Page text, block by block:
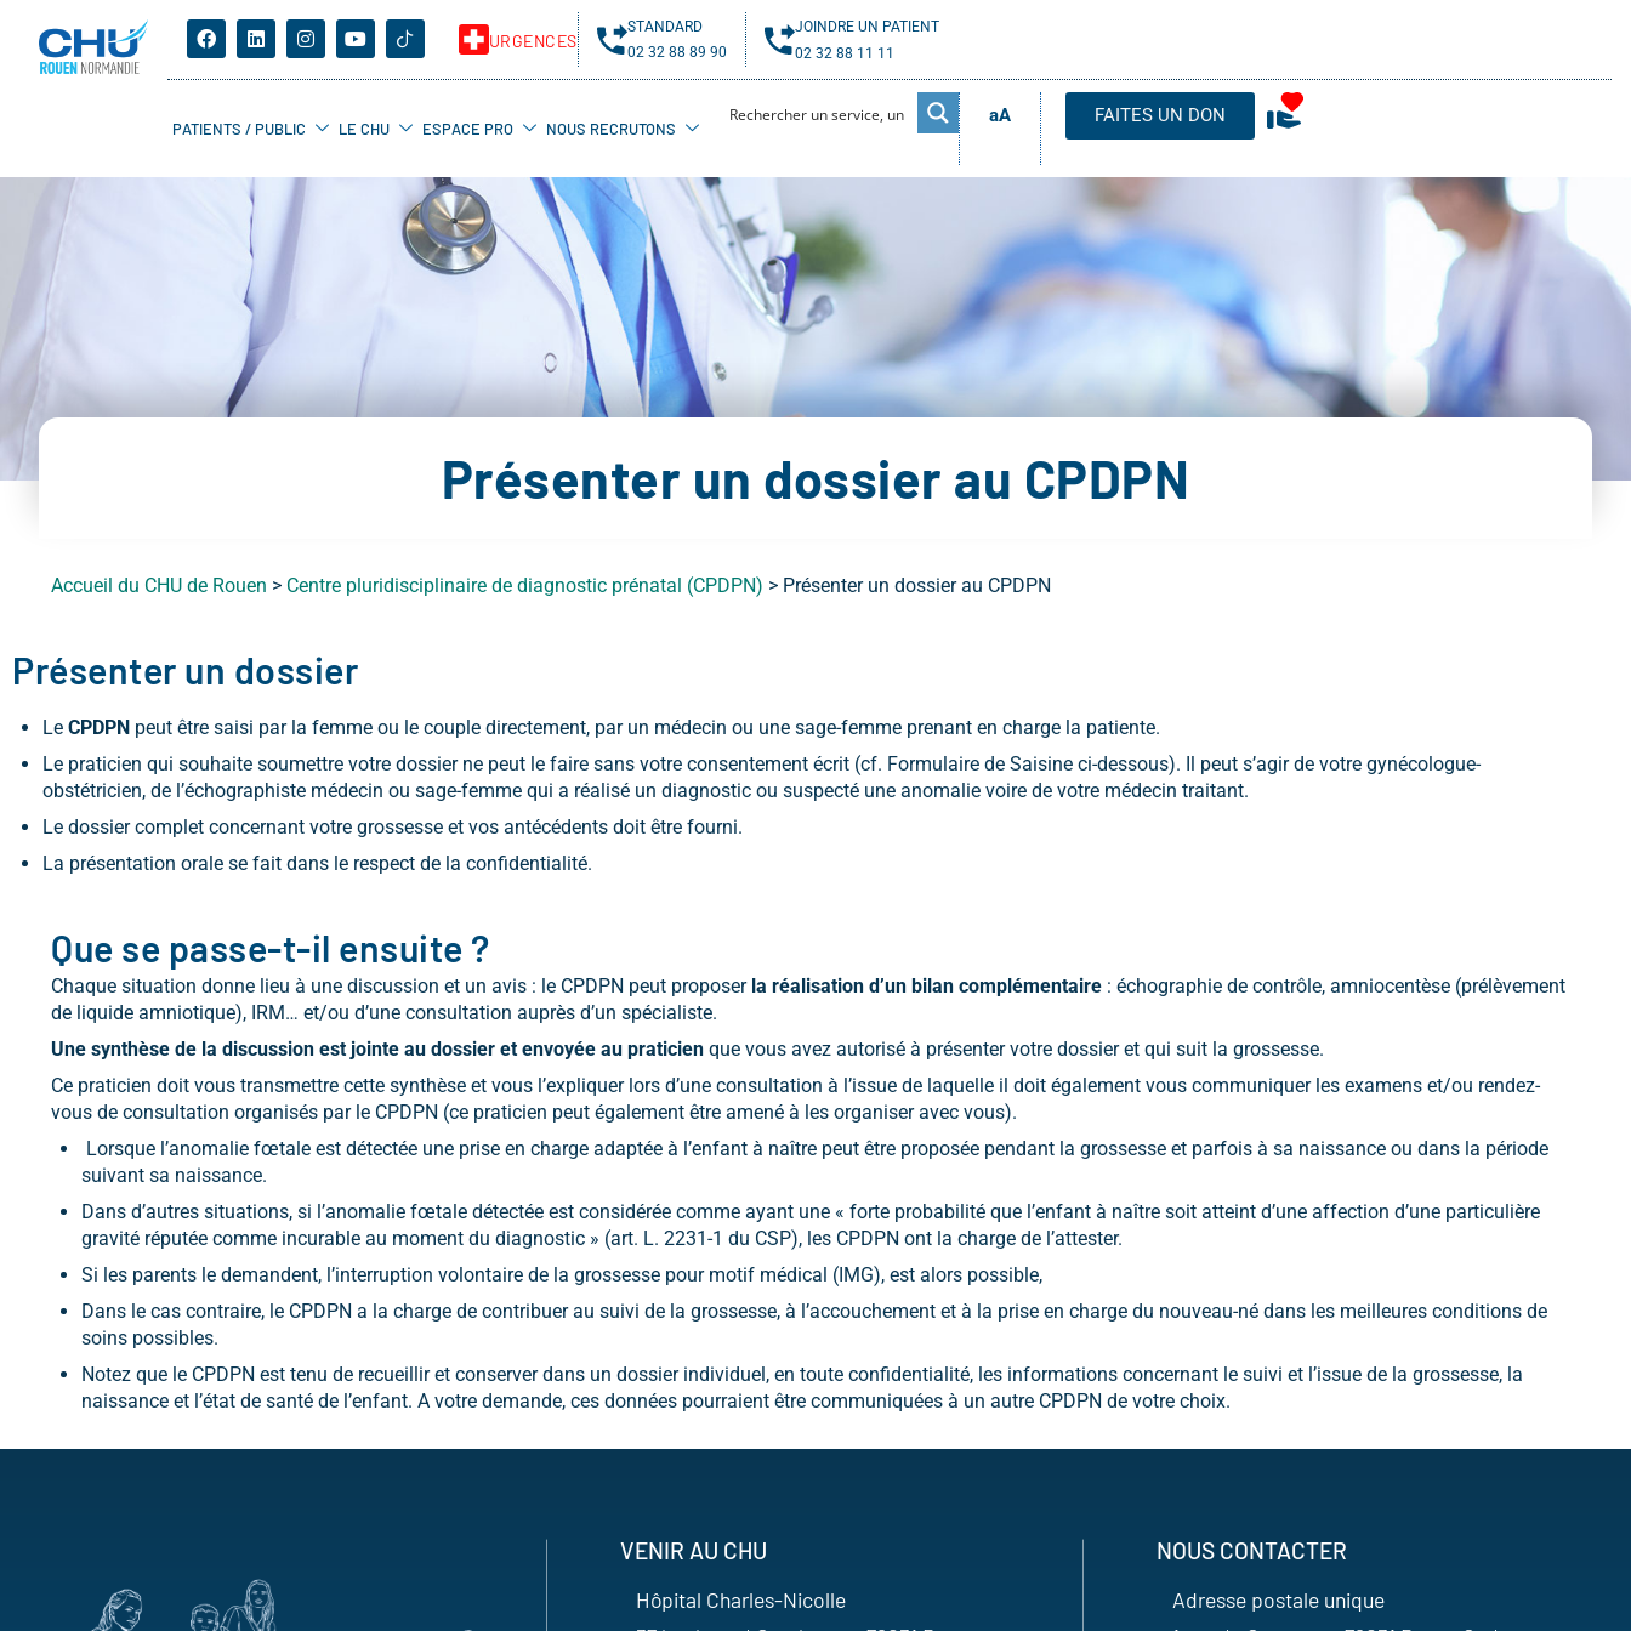
URGENCES
STANDARD
02 32 88 89 90
JOINDRE UN PATIENT
02 32 88 11 11
PATIENTS / PUBLIC LE CHU ESPACE PRO NOUS RECRUTONS
aA FAITES UN DON
Présenter un dossier au CPDPN
Accueil du CHU de Rouen > Centre pluridisciplinaire de diagnostic prénatal (CPDPN) > Présenter un dossier au CPDPN
Présenter un dossier
Le CPDPN peut être saisi par la femme ou le couple directement, par un médecin ou une sage-femme prenant en charge la patiente.
Le praticien qui souhaite soumettre votre dossier ne peut le faire sans votre consentement écrit (cf. Formulaire de Saisine ci-dessous). Il peut s’agir de votre gynécologue-
obstétricien, de l’échographiste médecin ou sage-femme qui a réalisé un diagnostic ou suspecté une anomalie voire de votre médecin traitant.
Le dossier complet concernant votre grossesse et vos antécédents doit être fourni.
La présentation orale se fait dans le respect de la confidentialité.
Que se passe-t-il ensuite ?
Chaque situation donne lieu à une discussion et un avis : le CPDPN peut proposer la réalisation d’un bilan complémentaire : échographie de contrôle, amniocentèse (prélèvement
de liquide amniotique), IRM… et/ou d’une consultation auprès d’un spécialiste.
Une synthèse de la discussion est jointe au dossier et envoyée au praticien que vous avez autorisé à présenter votre dossier et qui suit la grossesse.
Ce praticien doit vous transmettre cette synthèse et vous l’expliquer lors d’une consultation à l’issue de laquelle il doit également vous communiquer les examens et/ou rendez-
vous de consultation organisés par le CPDPN (ce praticien peut également être amené à les organiser avec vous).
Lorsque l’anomalie fœtale est détectée une prise en charge adaptée à l’enfant à naître peut être proposée pendant la grossesse et parfois à sa naissance ou dans la période
suivant sa naissance.
Dans d’autres situations, si l’anomalie fœtale détectée est considérée comme ayant une « forte probabilité que l’enfant à naître soit atteint d’une affection d’une particulière
gravité réputée comme incurable au moment du diagnostic » (art. L. 2231-1 du CSP), les CPDPN ont la charge de l’attester.
Si les parents le demandent, l’interruption volontaire de la grossesse pour motif médical (IMG), est alors possible,
Dans le cas contraire, le CPDPN a la charge de contribuer au suivi de la grossesse, à l’accouchement et à la prise en charge du nouveau-né dans les meilleures conditions de
soins possibles.
Notez que le CPDPN est tenu de recueillir et conserver dans un dossier individuel, en toute confidentialité, les informations concernant le suivi et l’issue de la grossesse, la
naissance et l’état de santé de l’enfant. A votre demande, ces données pourraient être communiquées à un autre CPDPN de votre choix.
VENIR AU CHU
Hôpital Charles-Nicolle
NOUS CONTACTER
Adresse postale unique